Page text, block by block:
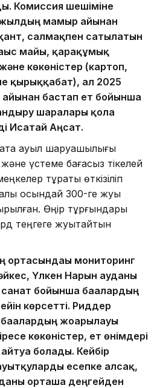
Комиссия шешіміне
жылдың мамыр айынан
салмақпен сатылатын
майы, қарақұмық
көкөністер (картоп,
қырыққабат), ал 2025
бастап ет бойынша
шаралары қолға
Исатай Аңсат.
ауыл шаруашылығы
үстеме бағасыз тікелей
тұрақты өткізіліп
осындай 300-ге жуық
Өңір тұрғындары
теңгеге жуықтайтын
ортасындағы мониторинг
Үлкен Нарын ауданы
бойынша бағалардың
көрсетті. Риддер
жоғарылауы
көкөністер, ет өнімдері
болады. Кейбір
есепке алсақ,
орташа деңгейден